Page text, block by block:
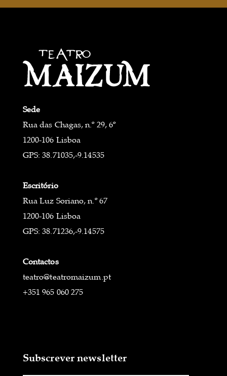
Sede
Rua das Chagas, n.º 29, 6º
1200-106 Lisboa
GPS: 38.71035,-9.14535
Escritório
Rua Luz Soriano, n.º 67
1200-106 Lisboa
GPS: 38.71236,-9.14575
Contactos
teatro@teatromaizum.pt
+351 965 060 275
Subscrever newsletter